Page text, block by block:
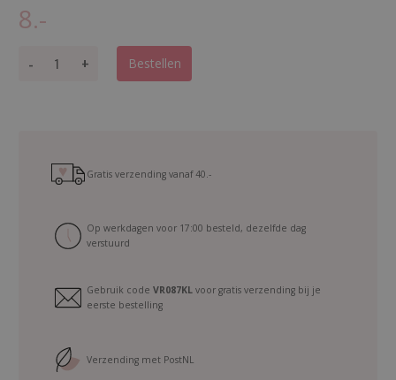
8.-
- + Bestellen
Gratis verzending vanaf40.-
Op werkdagen voor 17:00 besteld, dezelfde dag
verstuurd
Gebruik code VR087KL voor gratis verzending bij je
eerste bestelling
Verzending met PostNL